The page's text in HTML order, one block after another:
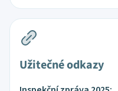
Užitečné odkazy